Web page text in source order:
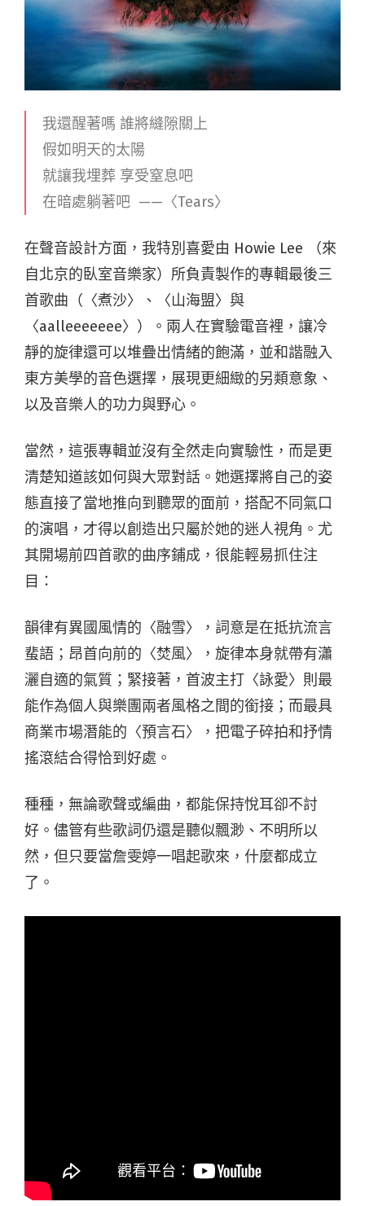
我還醒著嗎 誰將縫隙關上
假如明天的太陽
就讓我埋葬 享受窒息吧
在暗處躺著吧 ——〈Tears〉
在聲音設計方面，我特別喜愛由 Howie Lee （來
自北京的臥室音樂家）所負責製作的專輯最後三
首歌曲（〈煮沙〉、〈山海盟〉與
〈aalleeeeeee〉）。兩人在實驗電音裡，讓冷
靜的旋律還可以堆疊出情緒的飽滿，並和諧融入
東方美學的音色選擇，展現更細緻的另類意象、
以及音樂人的功力與野心。
當然，這張專輯並沒有全然走向實驗性，而是更
清楚知道該如何與大眾對話。她選擇將自己的姿
態直接了當地推向到聽眾的面前，搭配不同氣口
的演唱，才得以創造出只屬於她的迷人視角。尤
其開場前四首歌的曲序鋪成，很能輕易抓住注
目：
韻律有異國風情的〈融雪〉，詞意是在抵抗流言
蜚語；昂首向前的〈焚風〉，旋律本身就帶有瀟
灑自適的氣質；緊接著，首波主打〈詠愛〉則最
能作為個人與樂團兩者風格之間的銜接；而最具
商業市場潛能的〈預言石〉，把電子碎拍和抒情
搖滾結合得恰到好處。
種種，無論歌聲或編曲，都能保持悅耳卻不討
好。儘管有些歌詞仍還是聽似飄渺、不明所以
然，但只要當詹雯婷一唱起歌來，什麼都成立
了。